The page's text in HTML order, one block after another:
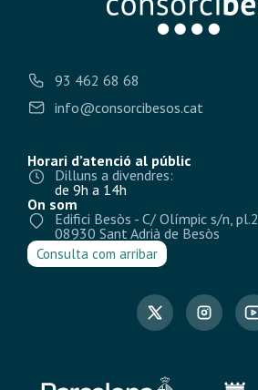
93 462 68 68
info@consorcibesos.cat
Horari d’atenció al públic
Dilluns a divendres:
de 9h a 14h
On som
Edifici Besòs - C/ Olímpic s/n, pl.2
08930 Sant Adrià de Besòs
Consulta com arribar